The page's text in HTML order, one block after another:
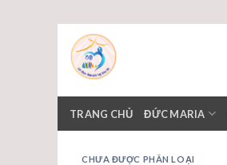
content
TRANG CHỦ ĐỨC MARIA
CHƯA ĐƯỢC PHÂN LOẠI